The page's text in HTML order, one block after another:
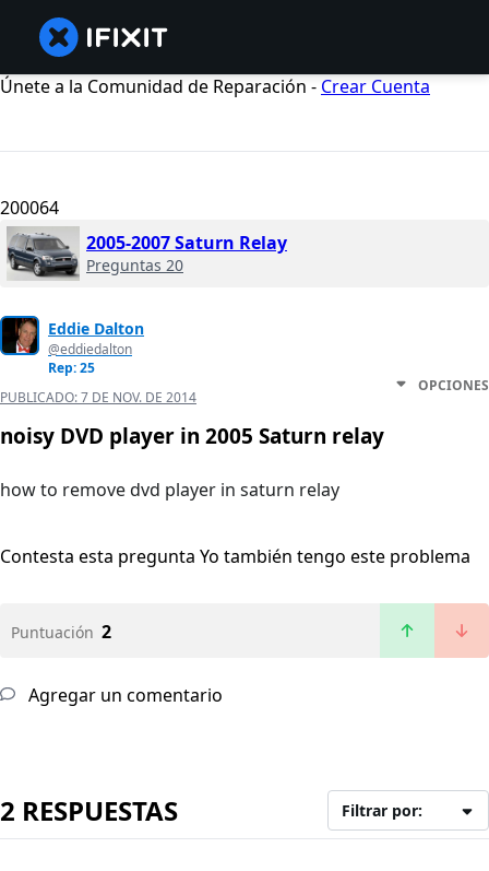
Únete a la Comunidad de Reparación - Crear Cuenta
200064
2005-2007 Saturn Relay
Preguntas 20
Eddie Dalton
@eddiedalton
Rep: 25
PUBLICADO:7 DE NOV. DE 2014
OPCIONES
noisy DVD player in 2005 Saturn relay
how to remove dvd player in saturn relay
Contesta esta pregunta Yo también tengo este problema
Puntuación 2
Agregar un comentario
2 RESPUESTAS Filtrar por: